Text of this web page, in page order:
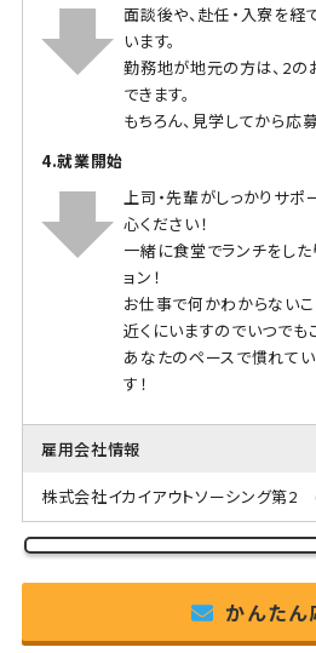
面談後や、赴任・入寮を
います。
勤務地が地元の方は、2
できます。
もちろん、見学してから応
4.就業開始
上司・先輩がしっかりサポ
心ください！
一緒に食堂でランチをした
ョン！
お仕事で何かわからない
近くにいますのでいつでも
あなたのペースで慣れて
す！
雇用会社情報
株式会社イカイアウトソーシング第2
かんたん